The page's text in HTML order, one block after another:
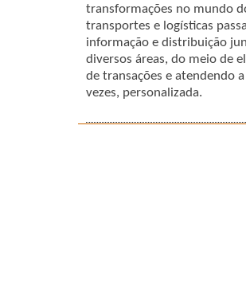
transformações no mundo
transportes e logísticas
informação e distribuição
diversos áreas, do meio de
de transações e atendendo
vezes, personalizada.